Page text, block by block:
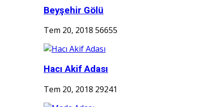
Beyşehir Gölü
Tem 20, 2018 56655
Hacı Akif Adası
Tem 20, 2018 29241